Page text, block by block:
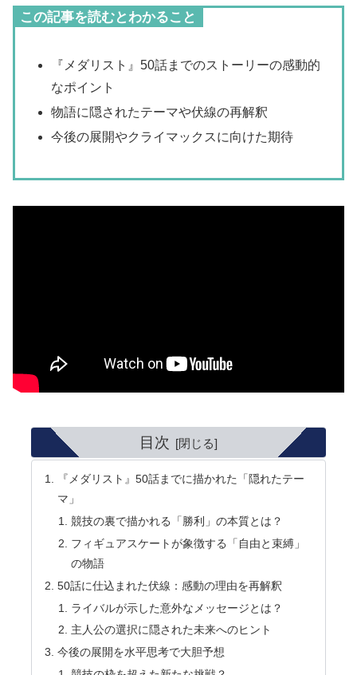
この記事を読むとわかること
『メダリスト』50話までのストーリーの感動的
なポイント
物語に隠されたテーマや伏線の再解釈
今後の展開やクライマックスに向けた期待
目次
『メダリスト』50話までに描かれた「隠れたテー
マ」
競技の裏で描かれる「勝利」の本質とは？
フィギュアスケートが象徴する「自由と束縛」
の物語
50話に仕込まれた伏線：感動の理由を再解釈
ライバルが示した意外なメッセージとは？
主人公の選択に隠された未来へのヒント
今後の展開を水平思考で大胆予想